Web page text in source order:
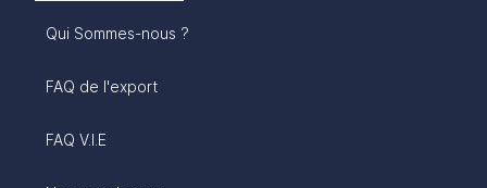
Qui Sommes-nous ?
FAQ de l'export
FAQ V.I.E